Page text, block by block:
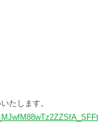
たします。